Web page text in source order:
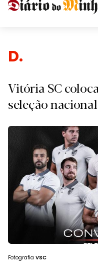
D.
Vitória SC
seleção
Fotografia VSC